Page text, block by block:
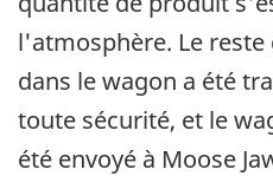
l'atmosphère. Le
dans le wagon a été
toute sécurité, et le
été envoyé à Moose